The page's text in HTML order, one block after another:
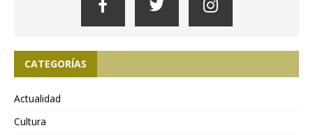
CATEGORÍAS
Actualidad
Cultura